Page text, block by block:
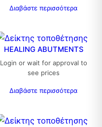
Διαβάστε περισσότερα
HEALING ABUTMENTS
Login or wait for approval to
see prices
Διαβάστε περισσότερα